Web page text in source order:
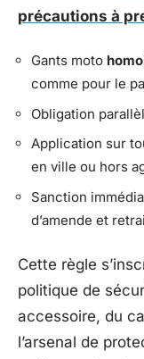
précautions à
Gants moto
comme pour le
Obligation
Application sur
en ville ou hors
Sanction
d’amende et
Cette règle
politique de
accessoire, du
l’arsenal de